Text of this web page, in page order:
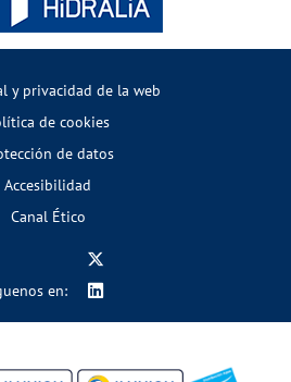
y privacidad de la web
de cookies
de datos
Accesibilidad
Canal Ético
en: